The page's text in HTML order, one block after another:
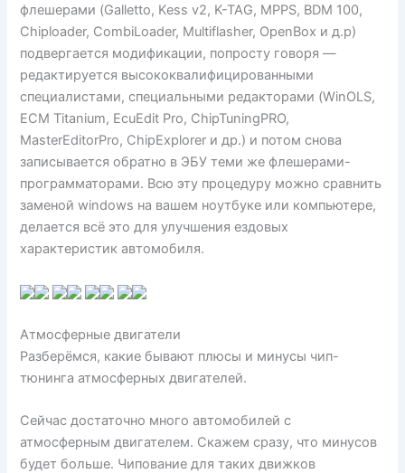
флешерами (Galletto, Kess v2, K-TAG, MPPS, BDM 100,
Chiploader, CombiLoader, Multiflasher, OpenBox и д.р)
подвергается модификации, попросту говоря —
редактируется высококвалифицированными
специалистами, специальными редакторами (WinOLS,
ECM Titanium, EcuEdit Pro, ChipTuningPRO,
MasterEditorPro, ChipExplorer и др.) и потом снова
записывается обратно в ЭБУ теми же флешерами-
программаторами. Всю эту процедуру можно сравнить
заменой windows на вашем ноутбуке или компьютере,
делается всё это для улучшения ездовых
характеристик автомобиля.
Атмосферные двигатели
Разберёмся, какие бывают плюсы и минусы чип-
тюнинга атмосферных двигателей.
Сейчас достаточно много автомобилей с
атмосферным двигателем. Скажем сразу, что минусов
будет больше. Чипование для таких движков